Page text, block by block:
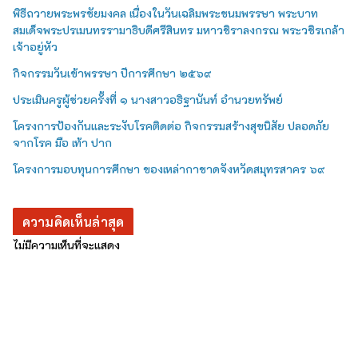
พิธีถวายพระพรชัยมงคล เนื่องในวันเฉลิมพระชนมพรรษา พระบาท
สมเด็จพระปรเมนทรรามาธิบดีศรีสินทร มหาวชิราลงกรณ พระวชิรเกล้า
เจ้าอยู่หัว
กิจกรรมวันเข้าพรรษา ปีการศึกษา ๒๕๖๙
ประเมินครูผู้ช่วยครั้งที่ ๑ นางสาวอธิฐานันท์ อำนวยทรัพย์
โครงการป้องกันและระงับโรคติดต่อ กิจกรรมสร้างสุขนิสัย ปลอดภัย
จากโรค มือ เท้า ปาก
โครงการมอบทุนการศึกษา ของเหล่ากาชาดจังหวัดสมุทรสาคร ๖๙
ความคิดเห็นล่าสุด
ไม่มีความเห็นที่จะแสดง